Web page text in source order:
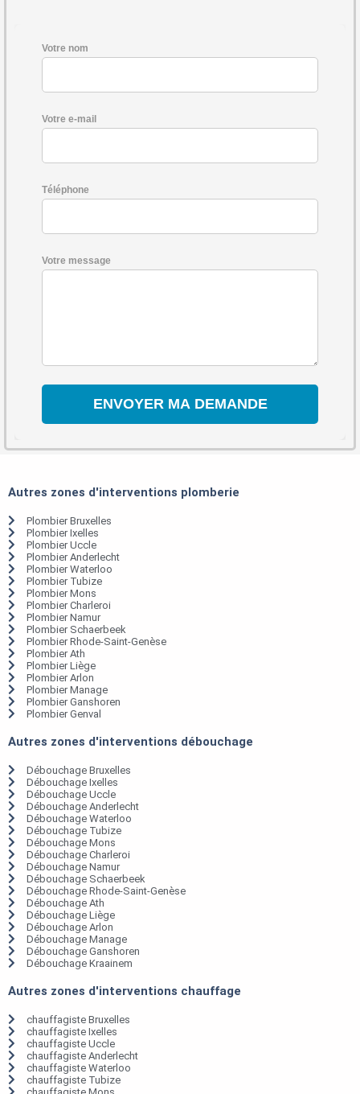
Votre nom
Votre e-mail
Téléphone
Votre message
Autres zones d'interventions plomberie
Plombier Bruxelles
Plombier Ixelles
Plombier Uccle
Plombier Anderlecht
Plombier Waterloo
Plombier Tubize
Plombier Mons
Plombier Charleroi
Plombier Namur
Plombier Schaerbeek
Plombier Rhode-Saint-Genèse
Plombier Ath
Plombier Liège
Plombier Arlon
Plombier Manage
Plombier Ganshoren
Plombier Genval
Autres zones d'interventions débouchage
Débouchage Bruxelles
Débouchage Ixelles
Débouchage Uccle
Débouchage Anderlecht
Débouchage Waterloo
Débouchage Tubize
Débouchage Mons
Débouchage Charleroi
Débouchage Namur
Débouchage Schaerbeek
Débouchage Rhode-Saint-Genèse
Débouchage Ath
Débouchage Liège
Débouchage Arlon
Débouchage Manage
Débouchage Ganshoren
Débouchage Kraainem
Autres zones d'interventions chauffage
chauffagiste Bruxelles
chauffagiste Ixelles
chauffagiste Uccle
chauffagiste Anderlecht
chauffagiste Waterloo
chauffagiste Tubize